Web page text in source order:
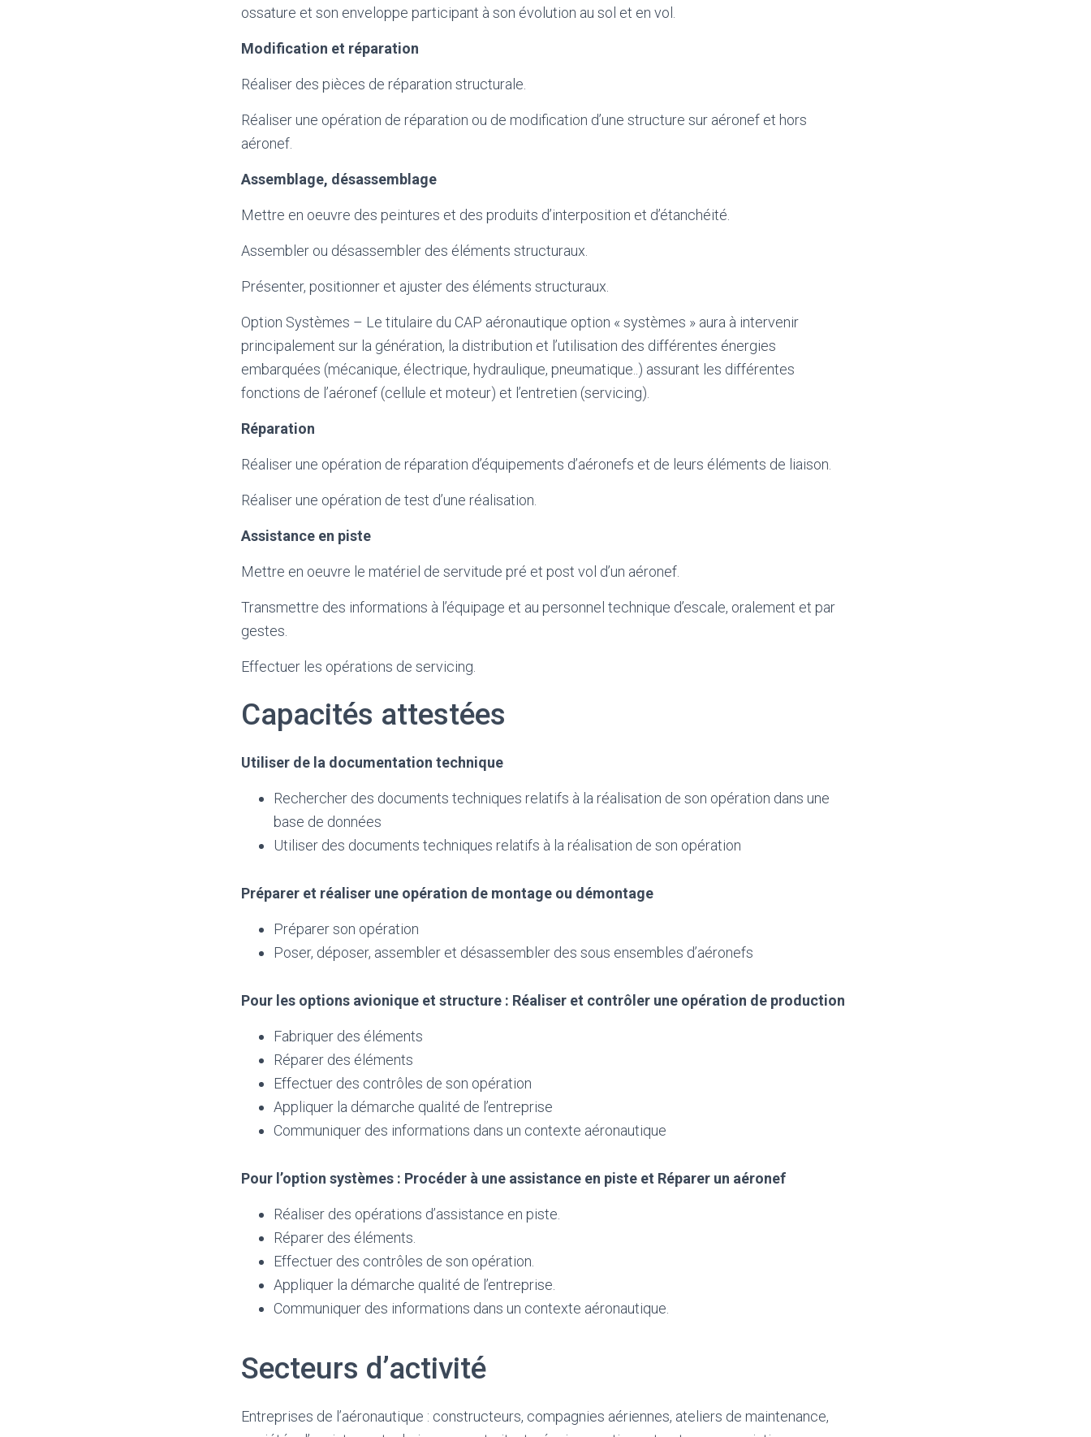
ossature et son enveloppe participant à son évolution au sol et en vol.
Modification et réparation
Réaliser des pièces de réparation structurale.
Réaliser une opération de réparation ou de modification d’une structure sur aéronef et hors
aéronef.
Assemblage, désassemblage
Mettre en oeuvre des peintures et des produits d’interposition et d’étanchéité.
Assembler ou désassembler des éléments structuraux.
Présenter, positionner et ajuster des éléments structuraux.
Option Systèmes – Le titulaire du CAP aéronautique option « systèmes » aura à intervenir
principalement sur la génération, la distribution et l’utilisation des différentes énergies
embarquées (mécanique, électrique, hydraulique, pneumatique..) assurant les différentes
fonctions de l’aéronef (cellule et moteur) et l’entretien (servicing).
Réparation
Réaliser une opération de réparation d’équipements d’aéronefs et de leurs éléments de liaison.
Réaliser une opération de test d’une réalisation.
Assistance en piste
Mettre en oeuvre le matériel de servitude pré et post vol d’un aéronef.
Transmettre des informations à l’équipage et au personnel technique d’escale, oralement et par
gestes.
Effectuer les opérations de servicing.
Capacités attestées
Utiliser de la documentation technique
Rechercher des documents techniques relatifs à la réalisation de son opération dans une
base de données
Utiliser des documents techniques relatifs à la réalisation de son opération
Préparer et réaliser une opération de montage ou démontage
Préparer son opération
Poser, déposer, assembler et désassembler des sous ensembles d’aéronefs
Pour les options avionique et structure : Réaliser et contrôler une opération de production
Fabriquer des éléments
Réparer des éléments
Effectuer des contrôles de son opération
Appliquer la démarche qualité de l’entreprise
Communiquer des informations dans un contexte aéronautique
Pour l’option systèmes : Procéder à une assistance en piste et Réparer un aéronef
Réaliser des opérations d’assistance en piste.
Réparer des éléments.
Effectuer des contrôles de son opération.
Appliquer la démarche qualité de l’entreprise.
Communiquer des informations dans un contexte aéronautique.
Secteurs d’activité
Entreprises de l’aéronautique : constructeurs, compagnies aériennes, ateliers de maintenance,